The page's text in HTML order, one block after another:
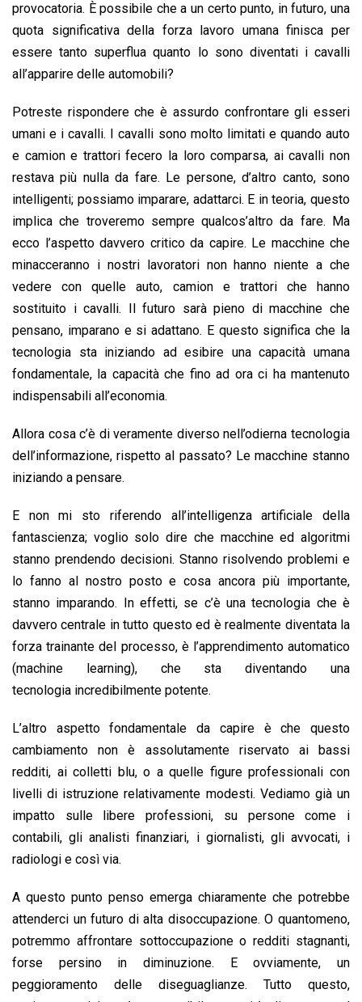
provocatoria. È possibile che a un certo punto, in futuro, una
quota significativa della forza lavoro umana finisca per
essere tanto superflua quanto lo sono diventati i cavalli
all’apparire delle automobili?
Potreste rispondere che è assurdo confrontare gli esseri
umani e i cavalli. I cavalli sono molto limitati e quando auto
e camion e trattori fecero la loro comparsa, ai cavalli non
restava più nulla da fare. Le persone, d’altro canto, sono
intelligenti; possiamo imparare, adattarci. E in teoria, questo
implica che troveremo sempre qualcos’altro da fare. Ma
ecco l’aspetto davvero critico da capire. Le macchine che
minacceranno i nostri lavoratori non hanno niente a che
vedere con quelle auto, camion e trattori che hanno
sostituito i cavalli. Il futuro sarà pieno di macchine che
pensano, imparano e si adattano. E questo significa che la
tecnologia sta iniziando ad esibire una capacità umana
fondamentale, la capacità che fino ad ora ci ha mantenuto
indispensabili all’economia.
Allora cosa c’è di veramente diverso nell’odierna tecnologia
dell’informazione, rispetto al passato? Le macchine stanno
iniziando a pensare.
E non mi sto riferendo all’intelligenza artificiale della
fantascienza; voglio solo dire che macchine ed algoritmi
stanno prendendo decisioni. Stanno risolvendo problemi e
lo fanno al nostro posto e cosa ancora più importante,
stanno imparando. In effetti, se c’è una tecnologia che è
davvero centrale in tutto questo ed è realmente diventata la
forza trainante del processo, è l’apprendimento automatico
(machine learning), che sta diventando una
tecnologia incredibilmente potente.
L’altro aspetto fondamentale da capire è che questo
cambiamento non è assolutamente riservato ai bassi
redditi, ai colletti blu, o a quelle figure professionali con
livelli di istruzione relativamente modesti. Vediamo già un
impatto sulle libere professioni, su persone come i
contabili, gli analisti finanziari, i giornalisti, gli avvocati, i
radiologi e così via.
A questo punto penso emerga chiaramente che potrebbe
attenderci un futuro di alta disoccupazione. O quantomeno,
potremmo affrontare sottoccupazione o redditi stagnanti,
forse persino in diminuzione. E ovviamente, un
peggioramento delle diseguaglianze. Tutto questo,